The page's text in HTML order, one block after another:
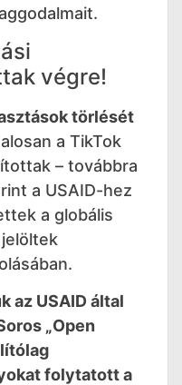
végre!
törlését
a TikTok
– továbbra
a USAID-hez
a globális
az USAID által
„Open
folytatott a